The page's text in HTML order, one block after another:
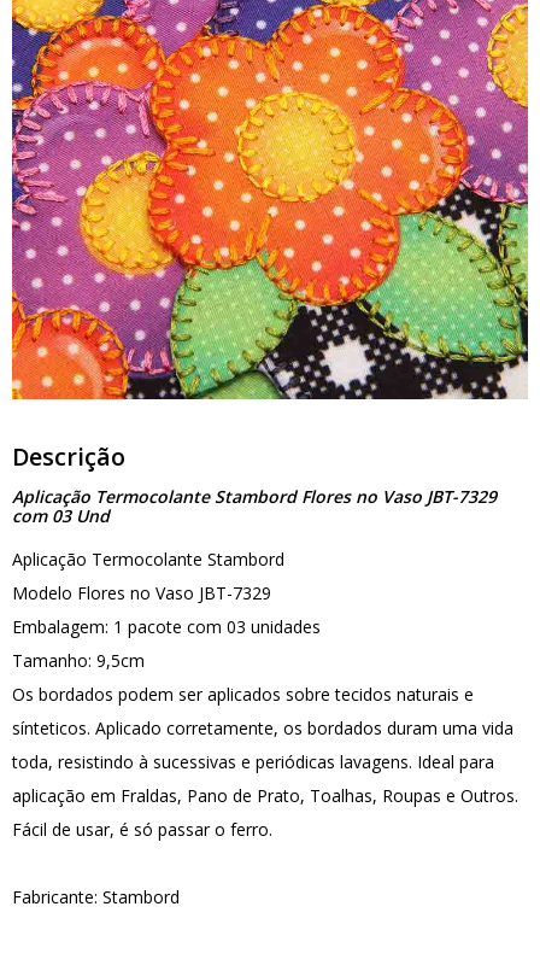
Descrição
Aplicação Termocolante Stambord Flores no Vaso JBT-7329
com 03 Und
Aplicação Termocolante Stambord
Modelo Flores no Vaso JBT-7329
Embalagem: 1 pacote com 03 unidades
Tamanho: 9,5cm
Os bordados podem ser aplicados sobre tecidos naturais e
sínteticos. Aplicado corretamente, os bordados duram uma vida
toda, resistindo à sucessivas e periódicas lavagens. Ideal para
aplicação em Fraldas, Pano de Prato, Toalhas, Roupas e Outros.
Fácil de usar, é só passar o ferro.
Fabricante: Stambord